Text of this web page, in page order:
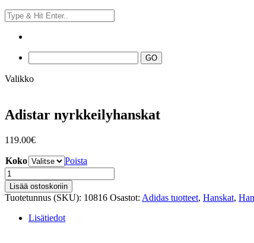
Valikko
Adistar nyrkkeilyhanskat
119.00€
Koko
Poista
Adistar
nyrkkeilyhanskat
määrä
Lisää ostoskoriin
Tuotetunnus (SKU): 10816 Osastot: Adidas tuotteet, Hanskat,
Lisätiedot